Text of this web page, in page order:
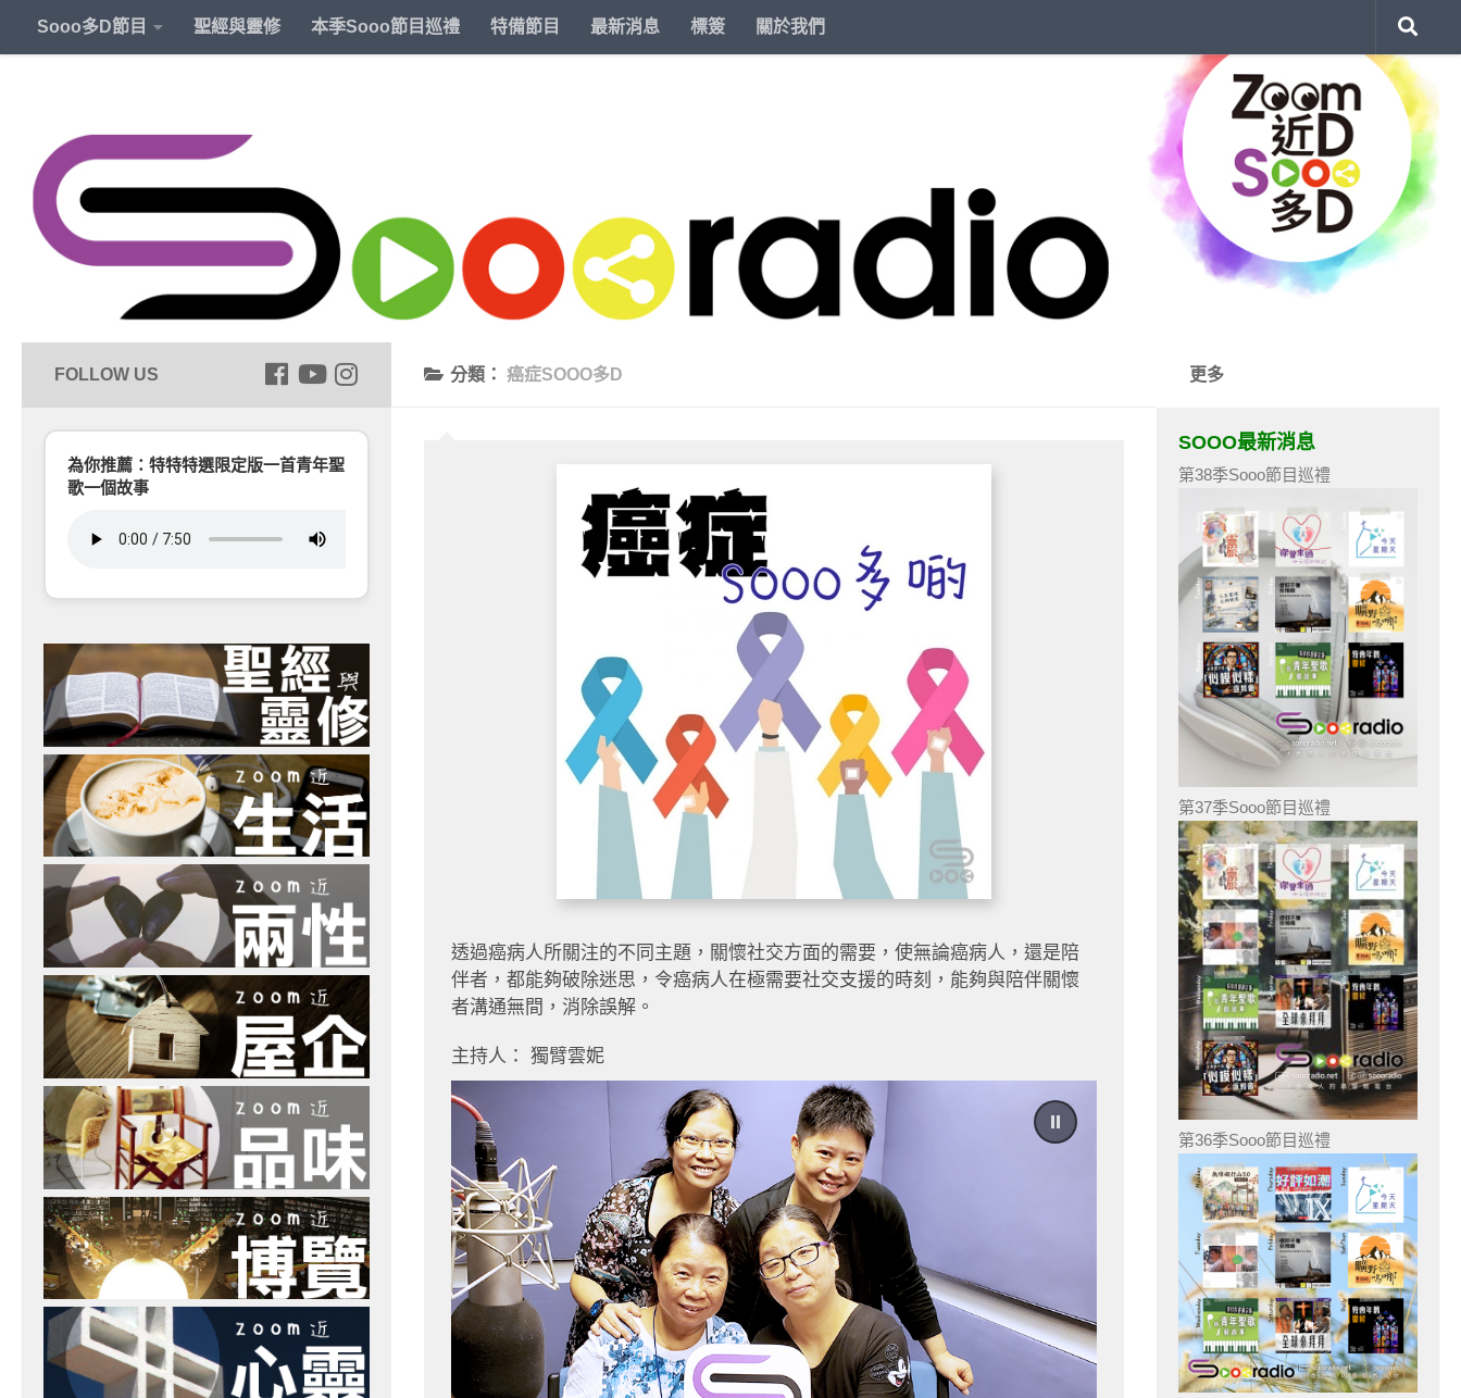
Sooo多D節目 聖經與靈修 本季Sooo節目巡禮 特備節目 最新消息 標簽 關於我們
分類： 癌症SOOO多D
透過癌病人所關注的不同主題，關懷社交方面的需要，使無論癌病人，還是陪
伴者，都能夠破除迷思，令癌病人在極需要社交支援的時刻，能夠與陪伴關懷
者溝通無間，消除誤解。
主持人： 獨臂雲妮
為你推薦：特特特選限定版一首青年聖
歌一個故事
更多
SOOO最新消息
第38季Sooo節目巡禮
第37季Sooo節目巡禮
第36季Sooo節目巡禮